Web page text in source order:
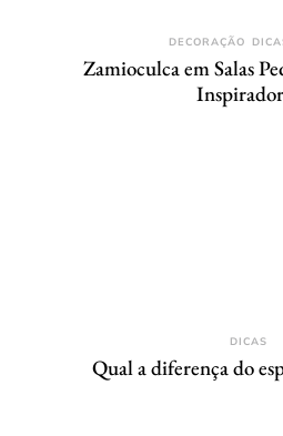
DECORAÇÃO
Zamioculca em Salas
DICAS
Qual a diferença do